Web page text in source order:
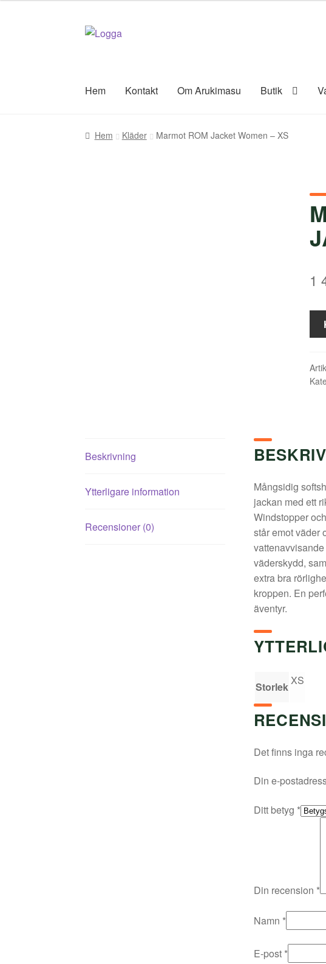
Hoppa
Hoppa
Hem
Kontakt Om Arukimasu Butik
Hem Kläder Marmot ROM Jacket Women – XS
1
Beskrivning
Ytterligare information
Recensioner (0)
Mångsidig
jackan med ett
Windstopper
står emot väder
väderskydd,
extra bra
kroppen. En
äventyr.
StorlekXS
Det finns inga
Din e-
Ditt betyg *
Din recension *
Namn *
E-post *